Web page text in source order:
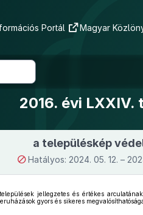
Portál Magyar
2016. évi LXXIV.
a településkép
Hatályos: 2024. 05. 12. –
jellegzetes és értékes
gyors és sikeres